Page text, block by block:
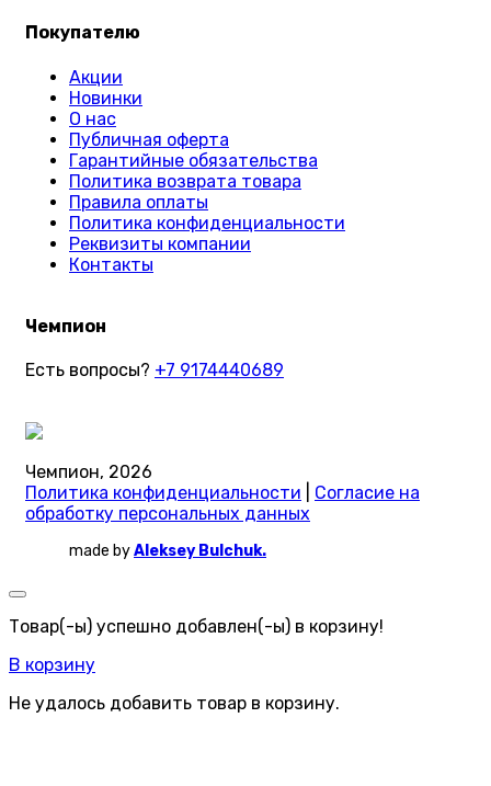
Покупателю
Акции
Новинки
О нас
Публичная оферта
Гарантийные обязательства
Политика возврата товара
Правила оплаты
Политика конфиденциальности
Реквизиты компании
Контакты
Чемпион
Есть вопросы? +7 9174440689
Чемпион, 2026
Политика конфиденциальности
Согласие на
обработку персональных данных
made byAleksey Bulchuk.
Товар(-ы) успешно добавлен(-ы) в корзину!
В корзину
Не удалось добавить товар в корзину.